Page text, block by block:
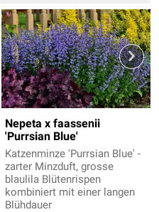
Nepeta x faassenii
'Purrsian Blue'
Katzenminze 'Purrsian Blue' -
zarter Minzduft, grosse
blaulila Blütenrispen
kombiniert mit einer langen
Blühdauer